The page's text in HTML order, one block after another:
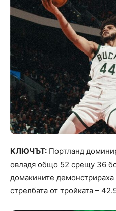
КЛЮЧЪТ: Портланд
овладя общо 52 срещу 36
домакините
стрелбата от тройката –